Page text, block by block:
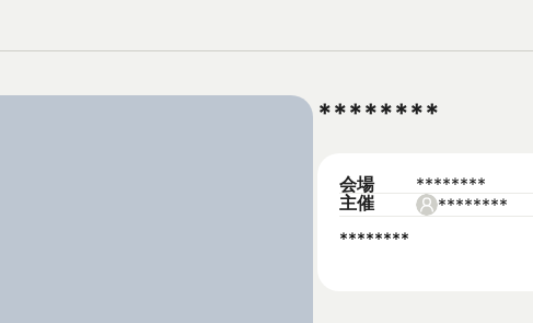
********
会場
********
主催
********
********